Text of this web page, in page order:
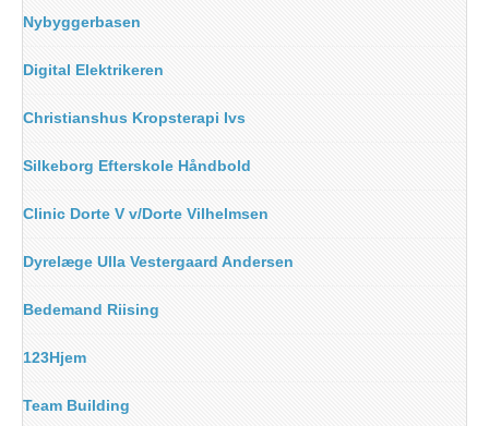
Nybyggerbasen
Digital Elektrikeren
Christianshus Kropsterapi Ivs
Silkeborg Efterskole Håndbold
Clinic Dorte V v/Dorte Vilhelmsen
Dyrelæge Ulla Vestergaard Andersen
Bedemand Riising
123Hjem
Team Building